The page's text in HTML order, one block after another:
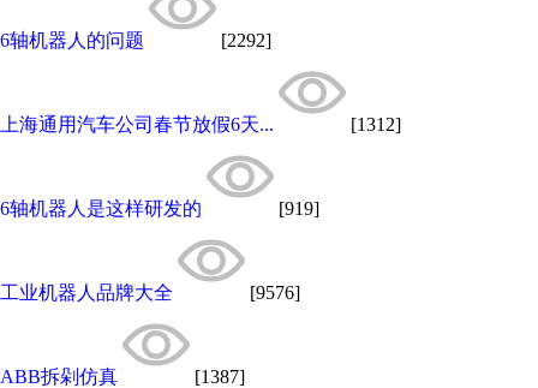
6轴机器人的问题 [2292]
上海通用汽车公司春节放假6天... [1312]
6轴机器人是这样研发的 [919]
工业机器人品牌大全 [9576]
ABB拆剁仿真 [1387]